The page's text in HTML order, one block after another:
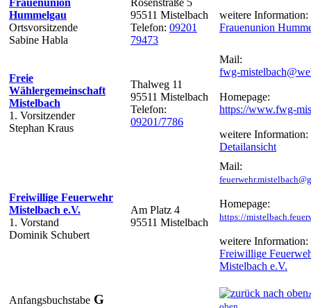
Hummelgau
Ortsvorsitzende
Sabine Habla
95511 Mistelbach
Telefon: 09201
79473
weitere Information:
Frauenunion
Freie
Wählergemeinschaft
Mistelbach
1. Vorsitzender
Stephan Kraus
Thalweg 11
95511 Mistelbach
Telefon:
09201/7786
Mail:
fwg-
Homepage:
https://www.fwg-
weitere Information:
Detailansicht
Freiwillige Feuerwehr
Mistelbach e.V.
1. Vorstand
Dominik Schubert
Am Platz 4
95511 Mistelbach
Mail:
Homepage:
https://
weitere Information:
Freiwillige
Mistelbach e.V.
Anfangsbuchstabe G